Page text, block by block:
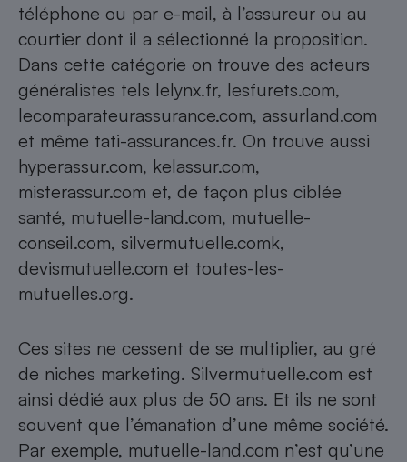
téléphone ou par e-mail, à l’assureur ou au
courtier dont il a sélectionné la proposition.
Dans cette catégorie on trouve des acteurs
généralistes tels lelynx.fr, lesfurets.com,
lecomparateurassurance.com, assurland.com
et même tati-assurances.fr. On trouve aussi
hyperassur.com, kelassur.com,
misterassur.com et, de façon plus ciblée
santé, mutuelle-land.com, mutuelle-
conseil.com, silvermutuelle.comk,
devismutuelle.com et toutes-les-
mutuelles.org.
Ces sites ne cessent de se multiplier, au gré
de niches marketing. Silvermutuelle.com est
ainsi dédié aux plus de 50 ans. Et ils ne sont
souvent que l’émanation d’une même société.
Par exemple, mutuelle-land.com n’est qu’une